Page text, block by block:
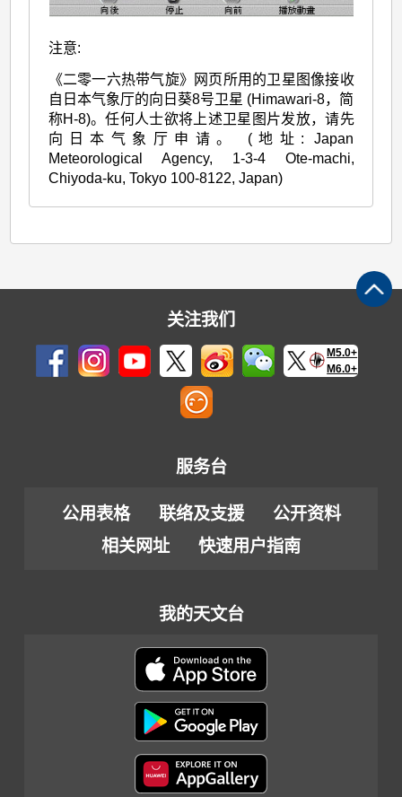
注意:
《二零一六热带气旋》网页所用的卫星图像接收
自日本气象厅的向日葵8号卫星 (Himawari-8，简
称H-8)。任何人士欲将上述卫星图片发放，请先
向日本气象厅申请。 (地址: Japan
Meteorological Agency, 1-3-4 Ote-machi,
Chiyoda-ku, Tokyo 100-8122, Japan)
关注我们
M5.0+
M6.0+
服务台
公用表格 联络及支援
公开资料
相关网址
快速用户指南
我的天文台